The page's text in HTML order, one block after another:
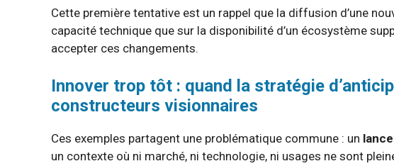
Cette première tentative est un rappel que la diffusion d’une
capacité technique que sur la disponibilité d’un écosystème
accepter ces changements.
Innover trop tôt : quand la stratégie
constructeurs visionnaires
Ces exemples partagent une problématique commune : un
un contexte où ni marché, ni technologie, ni usages ne sont